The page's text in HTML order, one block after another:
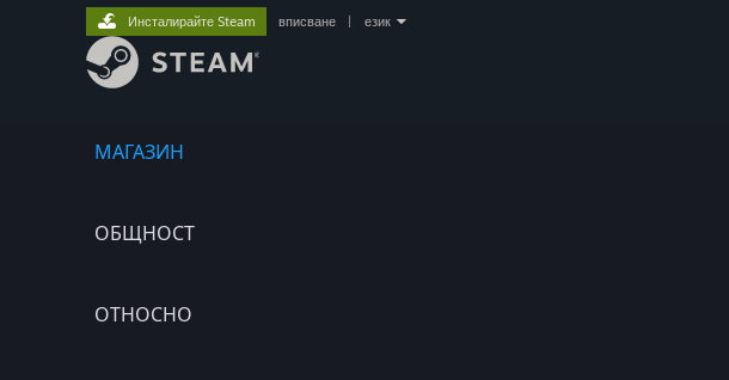
МАГАЗИН
ОБЩНОСТ
ОТНОСНО
Инсталирайте Steam вписване език